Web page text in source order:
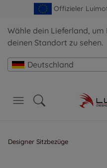
Offizieler
Wähle dein Lieferland,
deinen Standort zu sehen.
Deutschland
Designer Sitzbezüge